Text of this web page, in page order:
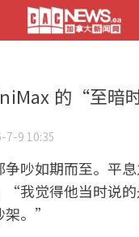
的“至暗
7-9 10:35
吵如期而至。平
“我觉得他当时说
。”